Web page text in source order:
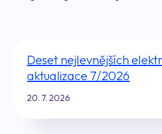
Deset nejlevnějších
aktualizace 7/2026
20. 7. 2026